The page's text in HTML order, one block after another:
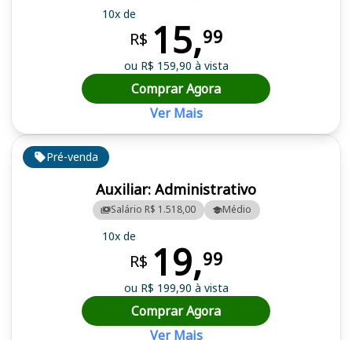
Pré-venda
Auxiliar: Administrativo
Salário R$ 1.518,00 Médio
10x de
R$ 19,99
ou R$ 199,90 à vista
Comprar Agora
Ver Mais
10x de
R$ 15,99
ou R$ 159,90 à vista
Comprar Agora
Ver Mais